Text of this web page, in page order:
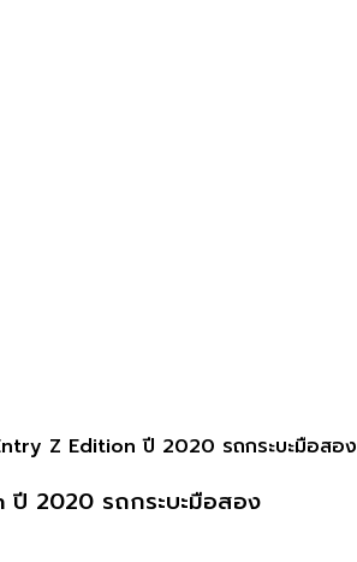
Z Edition ปี 2020 รถกระบะมือสอง
2020 รถกระบะมือสอง